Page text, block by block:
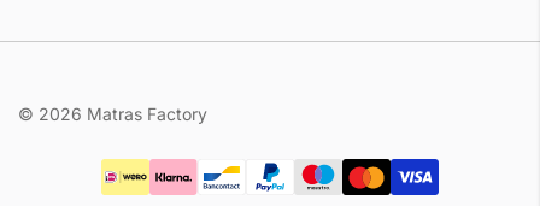
© 2026 Matras Factory